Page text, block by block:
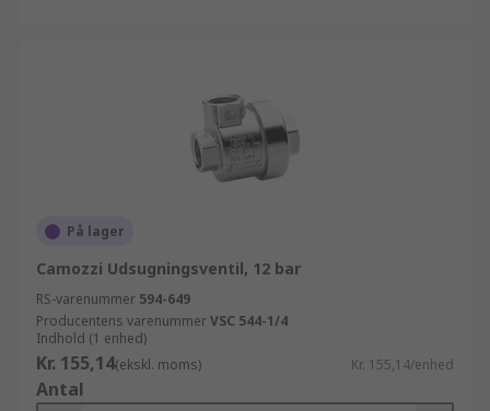
På lager
Camozzi Udsugningsventil, 12 bar
RS-varenummer 594-649
Producentens varenummerVSC 544-1/4
Indhold (1 enhed)
Kr. 155,14(ekskl. moms) Kr. 155,14/enhed
Antal